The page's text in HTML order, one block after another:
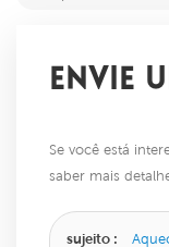
ENVIE
Se você está
saber mais
sujeito :